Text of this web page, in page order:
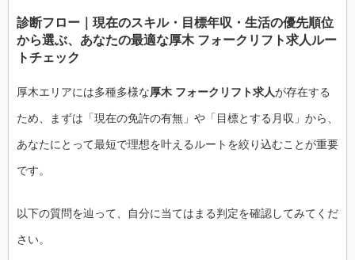
診断フロー｜現在のスキル・目標年収・生活の優先順位
から選ぶ、あなたの最適な厚木 フォークリフト求人ルー
トチェック
厚木エリアには多種多様な厚木 フォークリフト求人が存在する
ため、まずは「現在の免許の有無」や「目標とする月収」から、
あなたにとって最短で理想を叶えるルートを絞り込むことが重要
です。
以下の質問を辿って、自分に当てはまる判定を確認してみてくだ
さい。